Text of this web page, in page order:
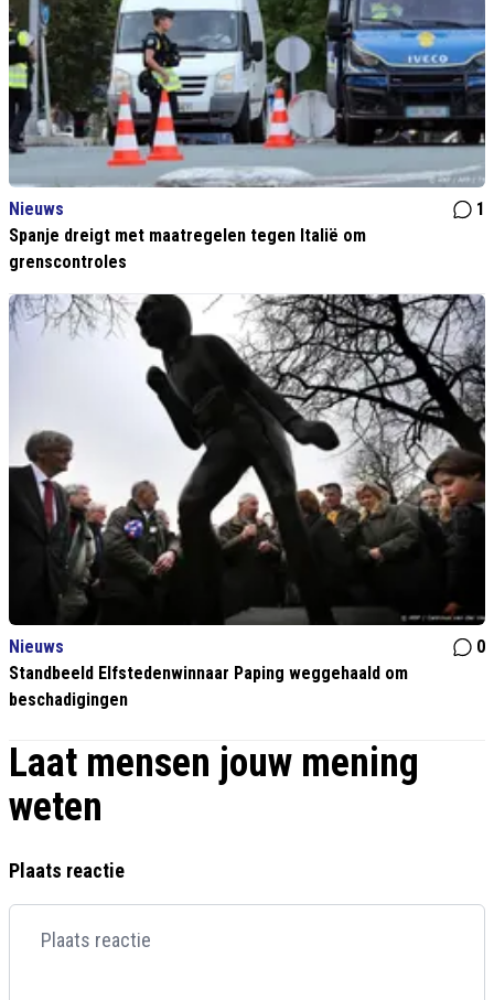
Nieuws
1
Spanje dreigt met maatregelen tegen Italië om
grenscontroles
Nieuws
0
Standbeeld Elfstedenwinnaar Paping weggehaald om
beschadigingen
Laat mensen jouw mening
weten
Plaats reactie